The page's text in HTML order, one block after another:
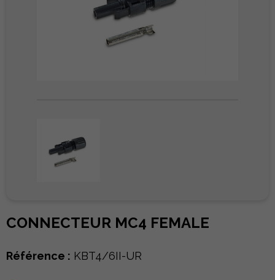
CONNECTEUR MC4 FEMALE
Référence : KBT4/6II-UR